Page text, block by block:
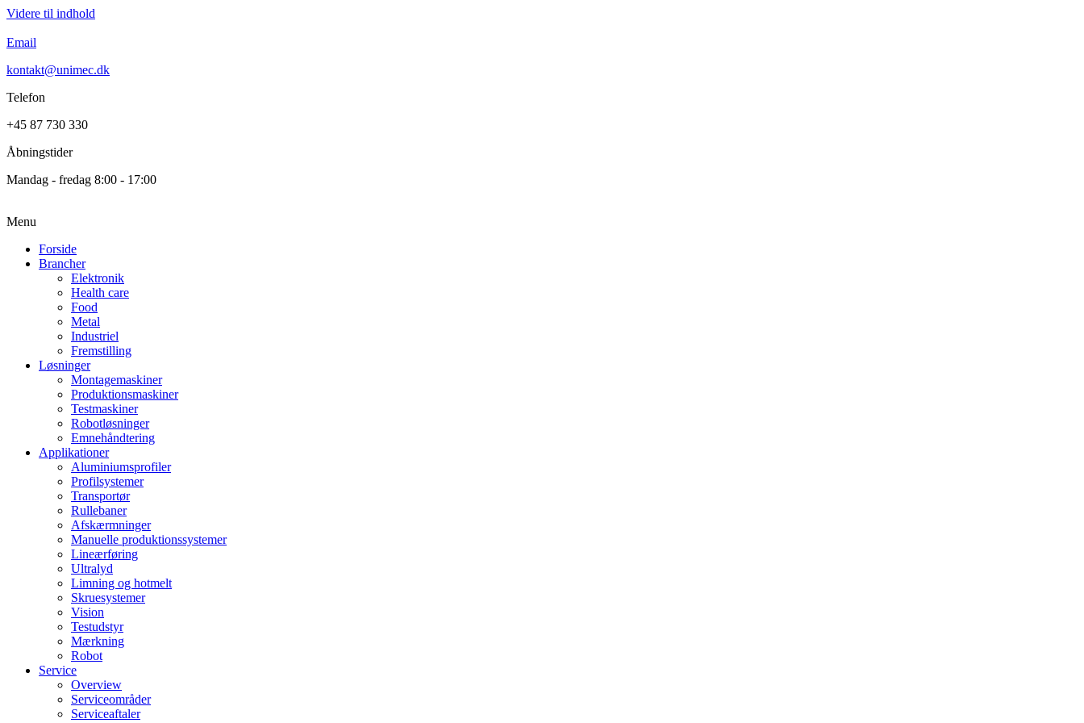
Videre til indhold
Email
kontakt@unimec.dk
Telefon
+45 87 730 330
Åbningstider
Mandag - fredag 8:00 - 17:00
Menu
Forside
Brancher
Elektronik
Health care
Food
Metal
Industriel
Fremstilling
Løsninger
Montagemaskiner
Produktionsmaskiner
Testmaskiner
Robotløsninger
Emnehåndtering
Applikationer
Aluminiumsprofiler
Profilsystemer
Transportør
Rullebaner
Afskærmninger
Manuelle produktionssystemer
Lineærføring
Ultralyd
Limning og hotmelt
Skruesystemer
Vision
Testudstyr
Mærkning
Robot
Service
Overview
Serviceområder
Serviceaftaler